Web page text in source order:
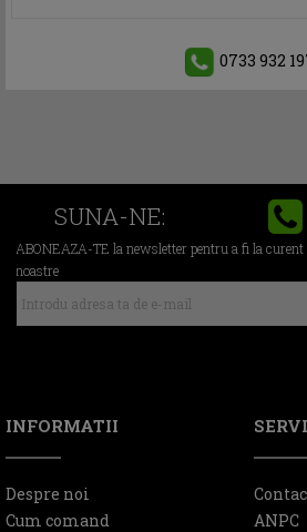
0733 932
SUNA-NE:
ABONEAZA-TE la newsletter pentru a fi la
noastre
INFORMATII
Despre noi
Cum comand
ANPC